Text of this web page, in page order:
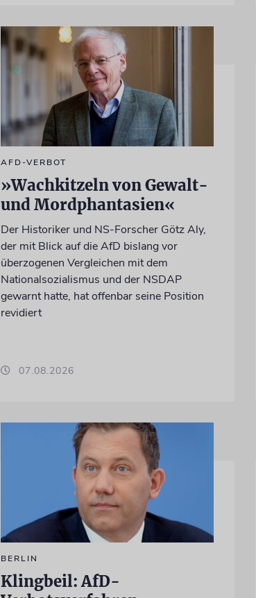
AFD-VERBOT
»Wachkitzeln von Gewalt-
und Mordphantasien«
Der Historiker und NS-Forscher Götz Aly,
der mit Blick auf die AfD bislang vor
überzogenen Vergleichen mit dem
Nationalsozialismus und der NSDAP
gewarnt hatte, hat offenbar seine Position
revidiert
07.08.2026
BERLIN
Klingbeil: AfD-